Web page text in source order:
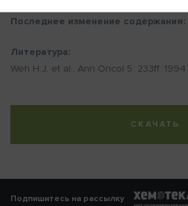
Последнее изменение содержания:
Литература:
Weh H.J. et al., Ann Oncol 5: 233ff, 1994.
СКАЧАТЬ
Подпишитесь на рассылку